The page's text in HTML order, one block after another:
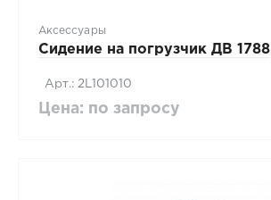
Аксессуары
Сидение на погрузчик ДВ 1788
Арт.: 2L101010
Цена: по запросу